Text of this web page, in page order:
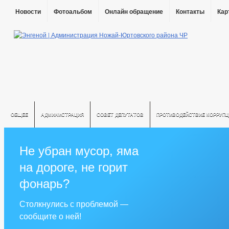
Новости Фотоальбом Онлайн обращение Контакты
ОБЩЕЕ АДМИНИСТРАЦИЯ СОВЕТ ДЕПУТАТОВ ПРОТИВОДЕЙСТВИЕ
Не убран мусор, яма
на дороге, не горит
фонарь?
Столкнулись с проблемой —
сообщите о ней!